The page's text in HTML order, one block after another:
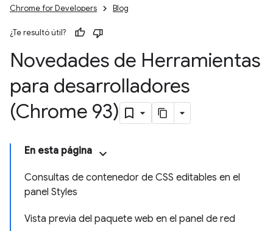
Chrome for Developers Blog
¿Te resultó útil?
Novedades de Herramientas
para desarrolladores
(Chrome 93)
En esta página
Consultas de contenedor de CSS editables en el
panel Styles
Vista previa del paquete web en el panel de red